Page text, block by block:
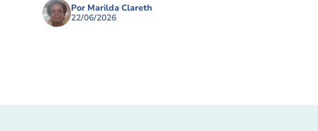
Por Marilda Clareth
22/06/2026